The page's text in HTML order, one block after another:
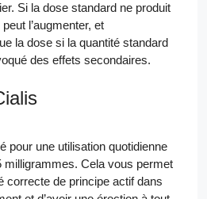
Si la dose standard ne produit
l’augmenter, et
la dose si la quantité standard
des effets secondaires.
pour une utilisation quotidienne
milligrammes. Cela vous permet
correcte de principe actif dans